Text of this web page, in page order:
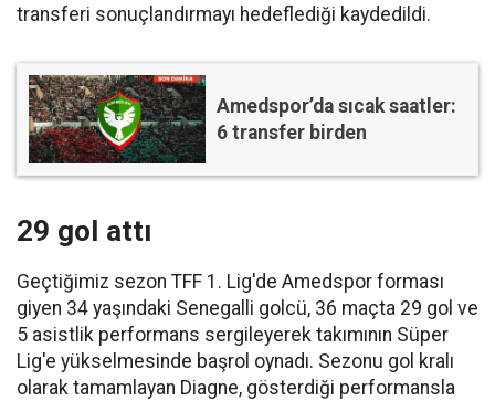
transferi sonuçlandırmayı hedeflediği kaydedildi.
Amedspor’da sıcak saatler:
6 transfer birden
29 gol attı
Geçtiğimiz sezon TFF 1. Lig'de Amedspor forması
giyen 34 yaşındaki Senegalli golcü, 36 maçta 29 gol ve
5 asistlik performans sergileyerek takımının Süper
Lig'e yükselmesinde başrol oynadı. Sezonu gol kralı
olarak tamamlayan Diagne, gösterdiği performansla